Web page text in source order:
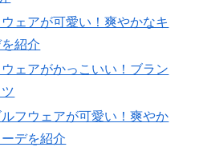
ェアが可愛い！爽やかなキ
紹介
ェアがかっこいい！ブラン
フウェアが可愛い！爽やか
デを紹介